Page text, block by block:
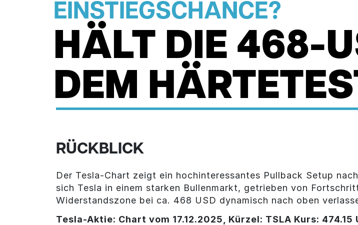
EINSTIEGSCHANCE?
HÄLT DIE 468-
DEM
RÜCKBLICK
Der Tesla-Chart zeigt ein hochinteressantes Pullback Setup
sich Tesla in einem starken Bullenmarkt, getrieben von
Widerstandszone bei ca. 468 USD dynamisch nach oben
Tesla-Aktie: Chart vom 17.12.2025, Kürzel: TSLA Kurs: 474.15